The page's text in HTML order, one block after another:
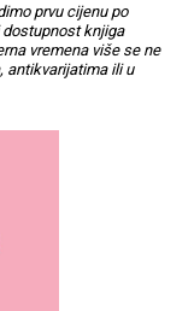
prvu cijenu po
knjiga
vremena više se ne
antikvarijatima ili u